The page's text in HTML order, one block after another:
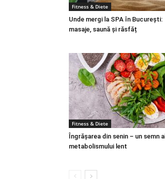
Fitness & Diete
Unde mergi la SPA în București:
masaje, saună și răsfăț
Fitness & Diete
Îngrășarea din senin – un semn al
metabolismului lent